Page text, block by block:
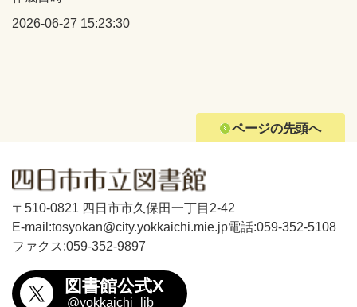
2026-06-27 15:23:30
ページの先頭へ
〒510-0821 四日市市久保田一丁目2-42
E-mail:tosyokan@city.yokkaichi.mie.jp電話:059-352-5108
ファクス:059-352-9897
図書館公式X
@yokkaichi_lib